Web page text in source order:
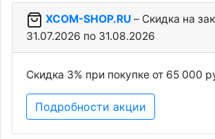
XCOM-SHOP.RU – Скидка на
31.07.2026 по 31.08.2026
Скидка 3% при покупке от 65 000
Подробности акции